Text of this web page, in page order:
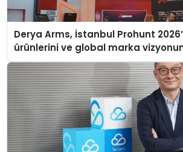
Derya Arms, İstanbul Prohunt
ürünlerini ve global marka